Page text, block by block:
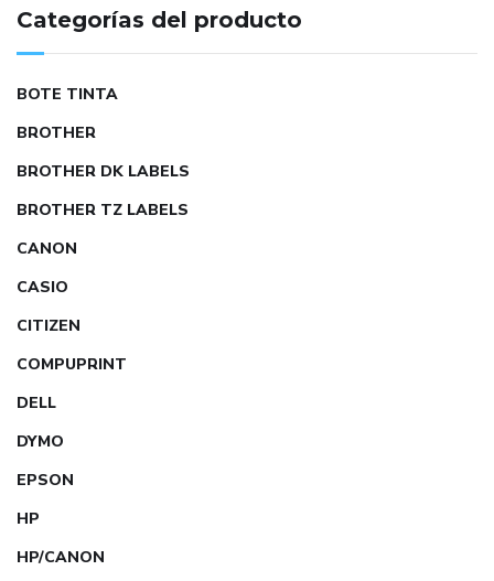
Categorías del producto
BOTE TINTA
BROTHER
BROTHER DK LABELS
BROTHER TZ LABELS
CANON
CASIO
CITIZEN
COMPUPRINT
DELL
DYMO
EPSON
HP
HP/CANON